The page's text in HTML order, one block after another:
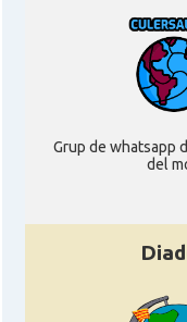
Consolat
Consolat
Grup de whatsapp
del